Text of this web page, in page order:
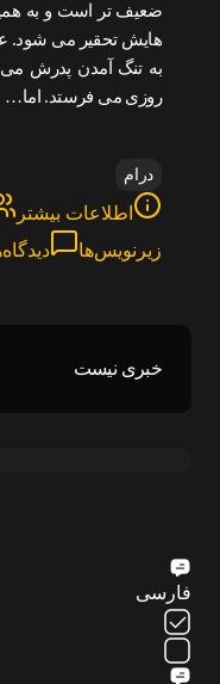
ضعیف تر است و به
هایش تحقیر می شود.
به تنگ آمدن پدرش می
روزی می فرستد. اما…
درام
اطلاعات بیشتر
زیرنویس‌ها
خبری نیست
فارسی